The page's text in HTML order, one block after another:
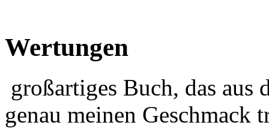
Wertungen
großartiges Buch, das aus
genau meinen Geschmack